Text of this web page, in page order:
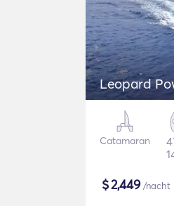
Leopard
Catamaran
$2,449/nacht